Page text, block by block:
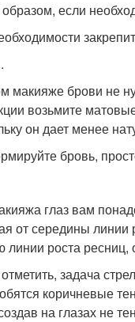
если
макияже брови не
возьмите
он дает менее
бровь,
глаз вам
от середины линии
линии роста
задача
коричневые
на глазах не